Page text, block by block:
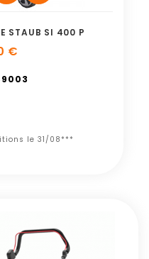
STAUB SI 400 P
€
le 31/08***